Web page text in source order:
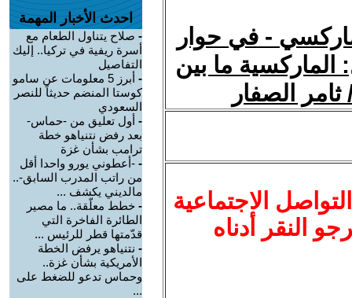
- في حوار
الماركسية ما بين
الصفار
الاجتماعية
النقر أدناه
احدث الأخبار المهمة
- صلاح يتناول الطعام مع
أسرة ريفية في تركيا.. إليك
التفاصيل
-
أبرز 5 معلومات عن سامو
كوستا المنضم حديثاً للنصر
السعودي
- أول تعليق من -حماس-
بعد رفض نتنياهو خطة
ترامب بشأن غزة
- -أعطوني يورو واحدا أقل
من راتب المدرب السابق-..
مالديني يكشف ...
- خطط معلّقة.. ما مصير
الطائرة الفاخرة التي
قدّمتها قطر للرئيس ...
- نتنياهو يرفض الخطة
الأمريكية بشأن غزة..
وحماس تدعو للضغط على
...